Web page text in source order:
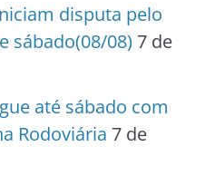
disputa pelo
sábado(08/08) 7 de
até sábado com
Rodoviária 7 de